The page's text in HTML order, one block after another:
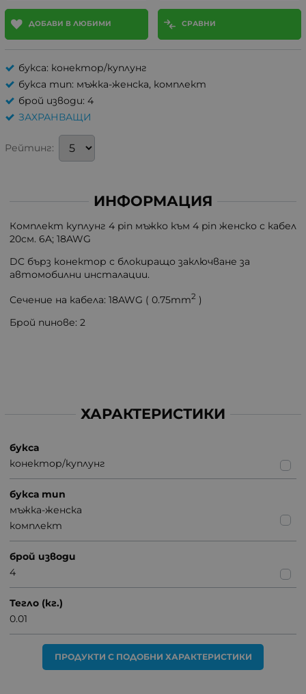
ДОБАВИ В ЛЮБИМИ СРАВНИ
букса: конектор/куплунг
букса тип: мъжка-женска, комплект
брой изводи: 4
ЗАХРАНВАЩИ
Рейтинг:
ИНФОРМАЦИЯ
Комплект куплунг 4 pin мъжко към 4 pin женско с кабел
20см. 6A; 18AWG
DC бърз конектор с блокиращо заключване за
автомобилни инсталации.
Сечение на кабела: 18AWG ( 0.75mm2 )
Брой пинове: 2
ХАРАКТЕРИСТИКИ
букса
конектор/куплунг
букса тип
мъжка-женска
комплект
брой изводи
4
Тегло (кг.)
0.01
ПРОДУКТИ С ПОДОБНИ ХАРАКТЕРИСТИКИ